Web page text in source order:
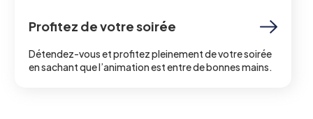
Profitez de votre soirée
Détendez-vous et profitez pleinement de votre soirée
en sachant que l’animation est entre de bonnes mains.